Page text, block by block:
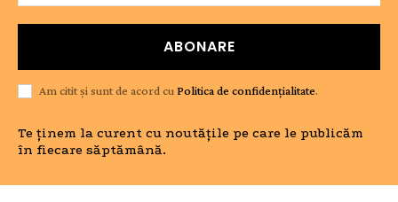
ABONARE
Am citit și sunt de acord cuPolitica de confidențialitate.
Te ținem la curent cu noutățile pe care le publicăm
în fiecare săptămână.